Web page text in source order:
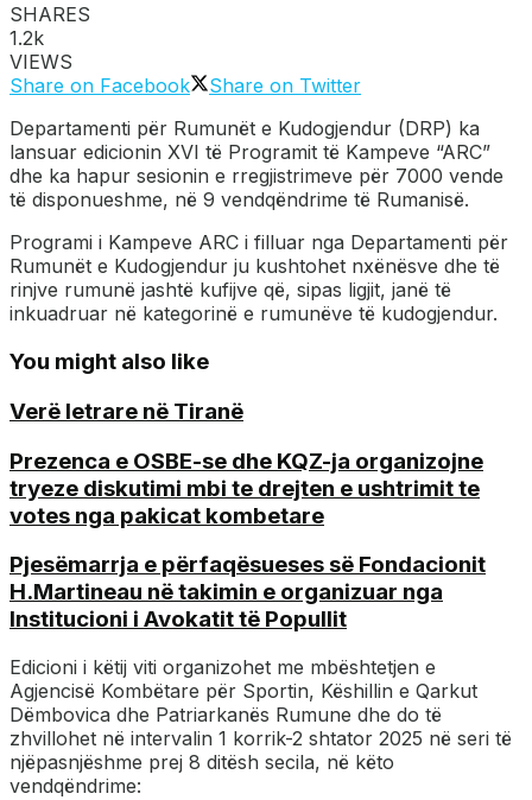
SHARES
1.2k
VIEWS
Share on Facebook
Share on Twitter
Departamenti për Rumunët e Kudogjendur (DRP) ka
lansuar edicionin XVI të Programit të Kampeve “ARC”
dhe ka hapur sesionin e rregjistrimeve për 7000 vende
të disponueshme, në 9 vendqëndrime të Rumanisë.
Programi i Kampeve ARC i filluar nga Departamenti për
Rumunët e Kudogjendur ju kushtohet nxënësve dhe të
rinjve rumunë jashtë kufijve që, sipas ligjit, janë të
inkuadruar në kategorinë e rumunëve të kudogjendur.
You might also like
Verë letrare në Tiranë
Prezenca e OSBE-se dhe KQZ-ja organizojne
tryeze diskutimi mbi te drejten e ushtrimit te
votes nga pakicat kombetare
Pjesëmarrja e përfaqësueses së Fondacionit
H.Martineau në takimin e organizuar nga
Institucioni i Avokatit të Popullit
Edicioni i këtij viti organizohet me mbështetjen e
Agjencisë Kombëtare për Sportin, Këshillin e Qarkut
Dëmbovica dhe Patriarkanës Rumune dhe do të
zhvillohet në intervalin 1 korrik-2 shtator 2025 në seri të
njëpasnjëshme prej 8 ditësh secila, në këto
vendqëndrime: